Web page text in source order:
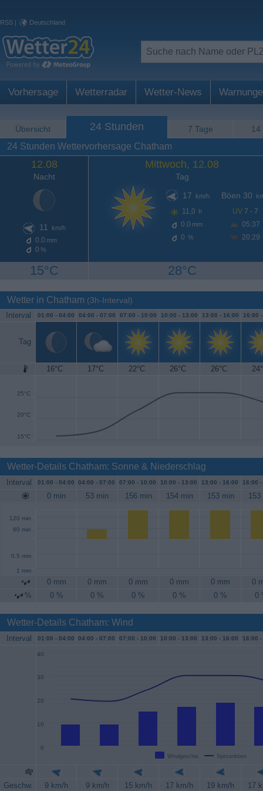
RSS | Deutschland
Vorhersage Wetterradar Wetter-News
Übersicht 24 Stunden 7 Tage 14
24 Stunden Wettervorhersage Chatham
12.08
Nacht
11 km/h
0.0 mm
0 %
15°C
Mittwoch, 12.08
Tag
17
km/h
11,0 h
0.0 mm
0 %
Böen 30
UV 7 - 7
05:37
20:29
28°C
Wetter in Chatham (3h-Interval)
Interval 01:00 - 04:00 04:00 - 07:00 07:00 - 10:00 10:00 - 13:00 13:00 - 16:00 16:00
Tag
16°C 17°C 22°C 26°C 26°C
15°C
20°C
25°C
30°C
Wetter-Details Chatham: Sonne & Niederschlag
Interval 01:00 - 04:00 04:00 - 07:00 07:00 - 10:00 10:00 - 13:00 13:00 - 16:00 16:00 -
0 min 53 min 156 min 154 min 153 min 153
60 min
120 min
0.5 mm
1 mm
0 mm 0 mm 0 mm 0 mm 0 mm
0
%
0 % 0 % 0 % 0 % 0 % 0
Wetter-Details Chatham: Wind
Interval 01:00 - 04:00 04:00 - 07:00 07:00 - 10:00 10:00 - 13:00 13:00 - 16:00 16:00 -
Windgeschw. Spitzenböen
0
10
20
30
40
Geschw. 9 km/h 9 km/h 15 km/h 17 km/h 19 km/h
17